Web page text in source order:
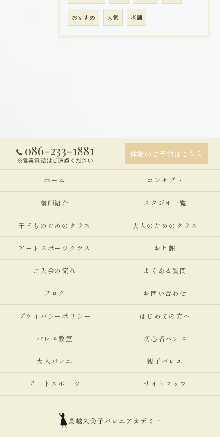
おすすめ 人気 老舗
086-233-1881
※営業電話はご遠慮ください
体験のご予約はこちら
ホーム コンセプト
講師紹介 スタジオ一覧
子どものためのクラス 大人のためのクラス
アートスポーツクラス お月謝
ご入会の流れ よくある質問
ブログ お問い合わせ
プライバシーポリシー はじめての方へ
バレエ教室 初心者バレエ
大人バレエ 親子バレエ
アートスポーツ サイトマップ